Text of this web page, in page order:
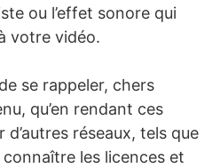
ou l’effet sonore qui
votre vidéo.
se rappeler, chers
qu’en rendant ces
réseaux, tels que
les licences et